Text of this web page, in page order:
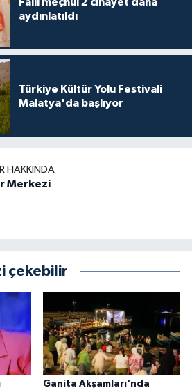
aydınlatıldı
Türkiye Kültür Yolu Festivali
Malatya'da başlıyor
HAKKINDA
Merkezi
çekebilir
Ganita Akşamları'nda